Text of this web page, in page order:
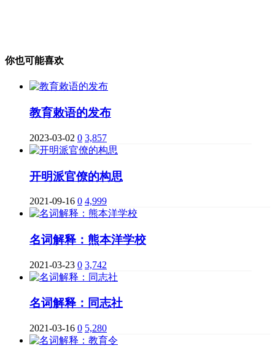
你也可能喜欢
教育敕语的发布
2023-03-02 0 3,857
开明派官僚的构思
2021-09-16 0 4,999
名词解释：熊本洋学校
2021-03-23 0 3,742
名词解释：同志社
2021-03-16 0 5,280